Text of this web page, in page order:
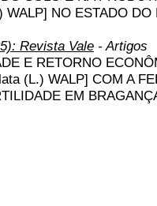
WALP] NO ESTADO DO
Revista Vale - Artigos
E RETORNO
(L.) WALP] COM A
EM